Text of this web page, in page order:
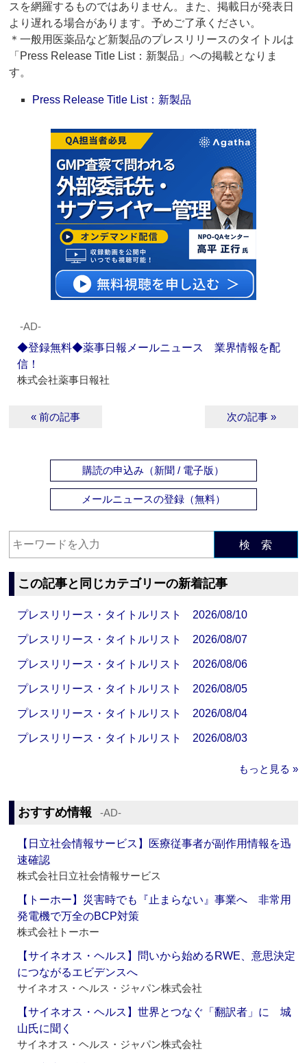
スを網羅するものではありません。また、掲載日が発表日
より遅れる場合があります。予めご了承ください。
＊一般用医薬品など新製品のプレスリリースのタイトルは
「Press Release Title List：新製品」への掲載となりま
す。
Press Release Title List：新製品
‐AD‐
◆登録無料◆薬事日報メールニュース 業界情報を配
信！
株式会社薬事日報社
« 前の記事 次の記事 »
購読の申込み（新聞 / 電子版）
メールニュースの登録（無料）
検 索
この記事と同じカテゴリーの新着記事
プレスリリース・タイトルリスト 2026/08/10
プレスリリース・タイトルリスト 2026/08/07
プレスリリース・タイトルリスト 2026/08/06
プレスリリース・タイトルリスト 2026/08/05
プレスリリース・タイトルリスト 2026/08/04
プレスリリース・タイトルリスト 2026/08/03
もっと見る »
おすすめ情報 ‐AD‐
【日立社会情報サービス】医療従事者が副作用情報を迅
速確認
株式会社日立社会情報サービス
【トーホー】災害時でも『止まらない』事業へ 非常用
発電機で万全のBCP対策
株式会社トーホー
【サイネオス・ヘルス】問いから始めるRWE、意思決定
につながるエビデンスへ
サイネオス・ヘルス・ジャパン株式会社
【サイネオス・ヘルス】世界とつなぐ「翻訳者」に 城
山氏に聞く
サイネオス・ヘルス・ジャパン株式会社